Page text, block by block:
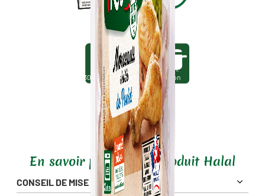
30 min. environ
15 min.
environ
En savoir plus sur ce produit Halal
CONSEIL DE MISE EN OEUVRE